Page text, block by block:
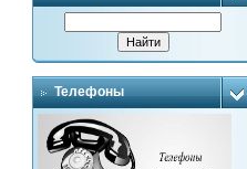
Телефоны